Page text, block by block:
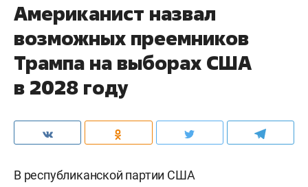
Американист назвал
возможных преемников
Трампа на выборах США
в 2028 году
В республиканской партии США